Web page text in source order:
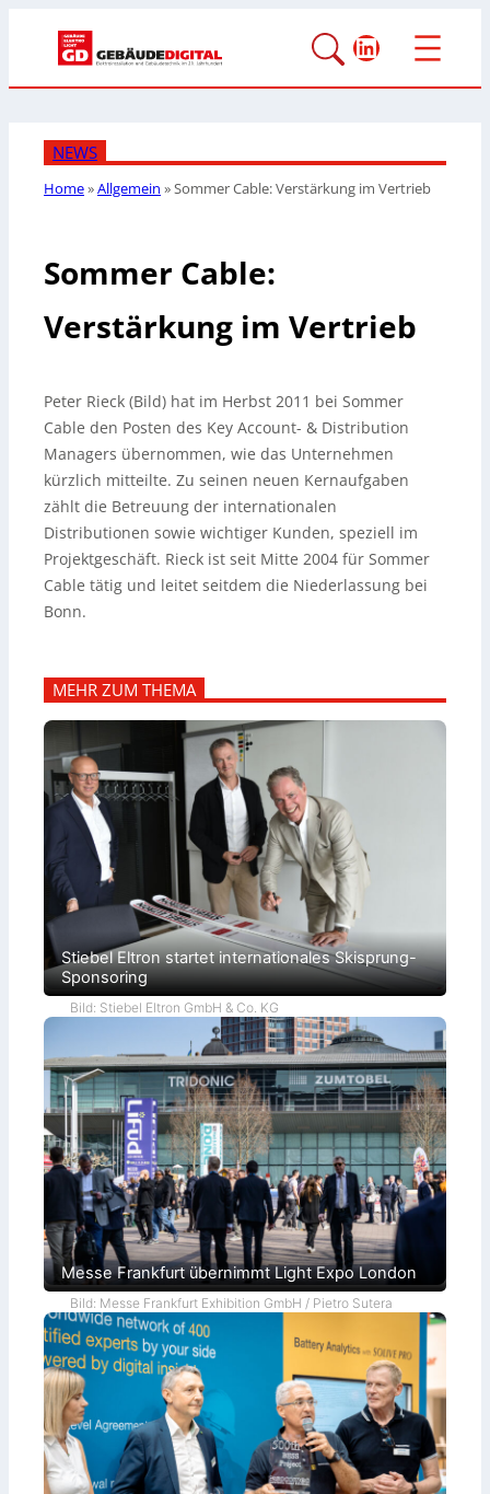
LinkedIn
NEWS
Home»Allgemein »Sommer Cable: Verstärkung im Vertrieb
Sommer Cable:
Verstärkung im Vertrieb
Peter Rieck (Bild) hat im Herbst 2011 bei Sommer
Cable den Posten des Key Account- & Distribution
Managers übernommen, wie das Unternehmen
kürzlich mitteilte. Zu seinen neuen Kernaufgaben
zählt die Betreuung der internationalen
Distributionen sowie wichtiger Kunden, speziell im
Projektgeschäft. Rieck ist seit Mitte 2004 für Sommer
Cable tätig und leitet seitdem die Niederlassung bei
Bonn.
MEHR ZUM THEMA
Stiebel Eltron startet internationales Skisprung-
Sponsoring
Bild: Stiebel Eltron GmbH & Co. KG
Messe Frankfurt übernimmt Light Expo London
Bild: Messe Frankfurt Exhibition GmbH / Pietro Sutera